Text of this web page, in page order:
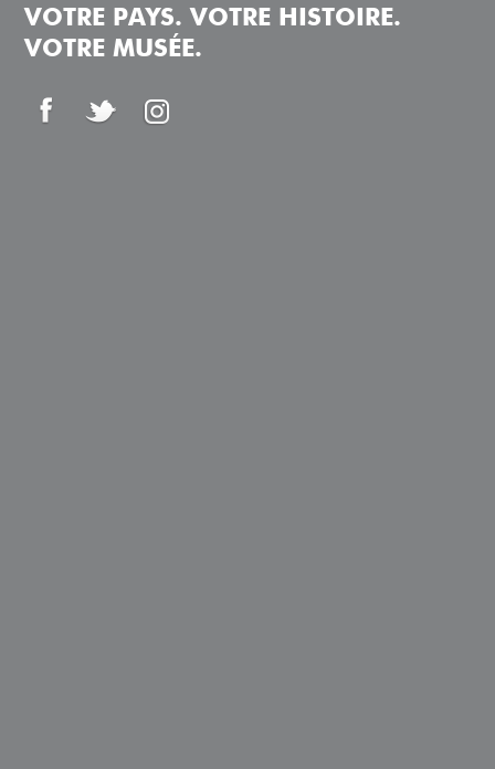
VOTRE PAYS. VOTRE HISTOIRE.
VOTRE MUSÉE.